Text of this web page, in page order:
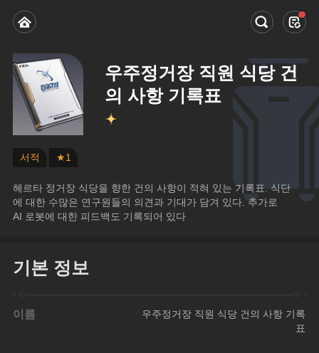
우주정거장 직원 식당 건
의 사항 기록표
서적 ★1
헤르타 정거장 식당을 향한 건의 사항이 적혀 있는 기록표. 식단
에 대한 수많은 연구원들의 의견과 기대가 담겨 있다. 추가로
AI 로봇에 대한 피드백도 기록되어 있다
기본 정보
이름
우주정거장 직원 식당 건의 사항 기록
표